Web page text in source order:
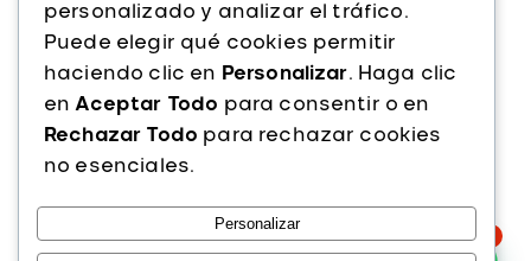
Alfaparf Milano es una marca italiana líder
en cuidado capilar profesional. Con más
de 40 años de experiencia, ofrecemos
productos de alta calidad que combinan
innovación, tecnología y pasión por la
belleza del cabello.
Instagram
Facebook
TikTok
personalizado y analizar el tráfico.
Puede elegir qué cookies permitir
haciendo clic en Personalizar. Haga clic
en Aceptar Todo para consentir o en
Rechazar Todo para rechazar cookies
no esenciales.
Personalizar